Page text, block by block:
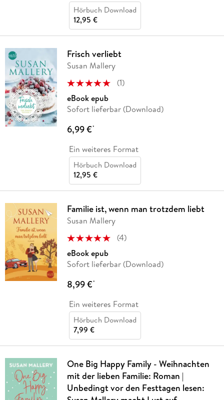
Hörbuch Download
12,95 €
Frisch verliebt
Susan Mallery
(1)
eBook epub
Sofort lieferbar (Download)
6,99 €*
Ein weiteres Format
Hörbuch Download
12,95 €
Familie ist, wenn man trotzdem liebt
Susan Mallery
(4)
eBook epub
Sofort lieferbar (Download)
8,99 €*
Ein weiteres Format
Hörbuch Download
7,99 €
One Big Happy Family - Weihnachten
mit der lieben Familie: Roman |
Unbedingt vor den Festtagen lesen: